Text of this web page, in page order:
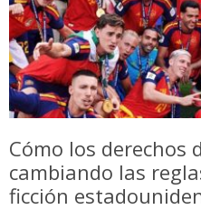
Cómo los derechos
cambiando las
ficción